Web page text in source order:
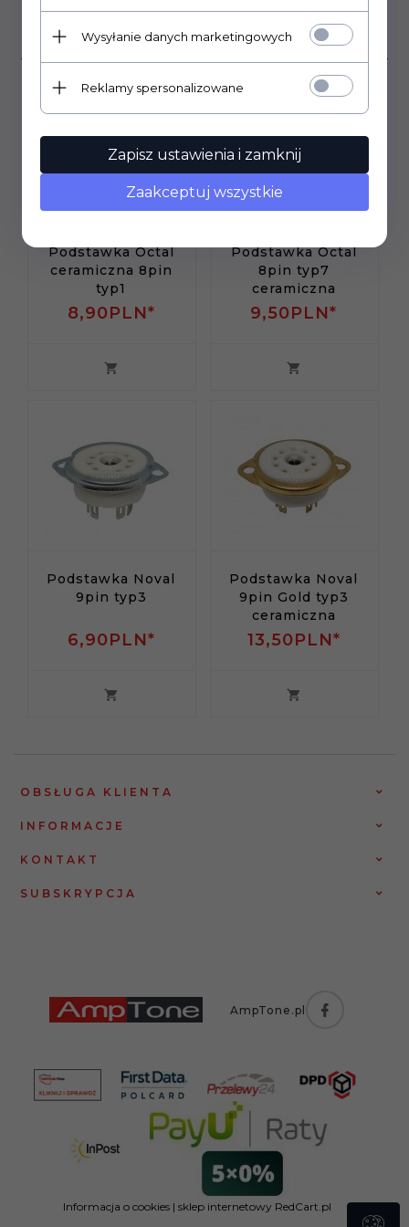
Klienci, którzy kupili ten
produkt wybrali również...
Podstawka Octal
ceramiczna 8pin
typ1
8,90PLN*
Podstawka Octal
8pin typ7
ceramiczna
9,50PLN*
Podstawka Noval
9pin typ3
6,90PLN*
Podstawka Noval
9pin Gold typ3
ceramiczna
13,50PLN*
OBSŁUGA KLIENTA
INFORMACJE
KONTAKT
SUBSKRYPCJA
AmpTone.pl
Informacja o cookies | sklep internetowy RedCart.pl
Wysyłanie danych marketingowych
Reklamy spersonalizowane
Zapisz ustawienia i zamknij
Zaakceptuj wszystkie